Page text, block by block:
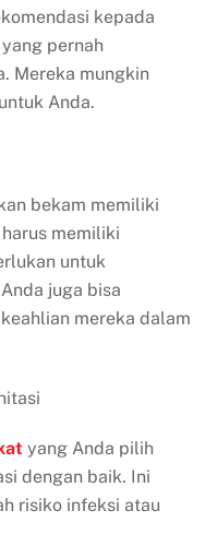
kepada
pernah
Mereka mungkin
Anda.
bekam memiliki
memiliki
untuk
juga bisa
mereka dalam
yang Anda pilih
dengan baik. Ini
risiko infeksi atau